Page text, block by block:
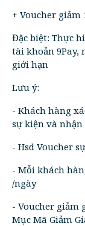
+ Voucher giảm
Đặc biệt: Thực
tài khoản 9Pay,
giới hạn
Lưu ý:
- Khách hàng
sự kiện và
- Hsd Voucher
- Mỗi khách
/ngày
- Voucher giảm
Mục Mã Giảm